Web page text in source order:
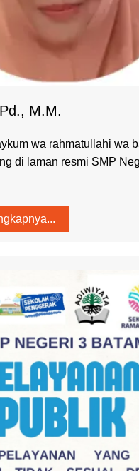
M.M.
wa rahmatullahi wa
di laman resmi SMP